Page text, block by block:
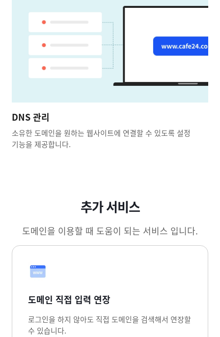
DNS 관리
소유한 도메인을 원하는 웹사이트에 연결할 수 있도록 설정
기능을 제공합니다.
추가 서비스
도메인을 이용할 때 도움이 되는 서비스 입니다.
도메인 직접 입력 연장
로그인을 하지 않아도 직접 도메인을 검색해서 연장할
수 있습니다.